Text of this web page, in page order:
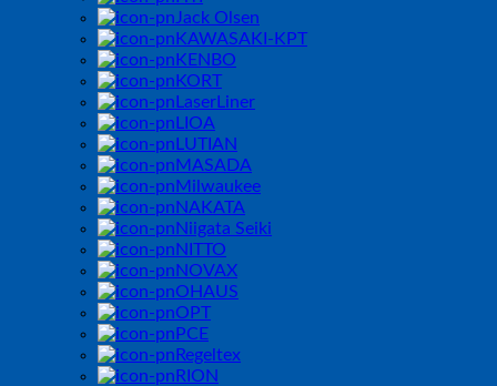
Jack Olsen
KAWASAKI-KPT
KENBO
KORT
LaserLiner
LIOA
LUTIAN
MASADA
Milwaukee
NAKATA
Niigata Seiki
NITTO
NOVAX
OHAUS
OPT
PCE
Regeltex
RION